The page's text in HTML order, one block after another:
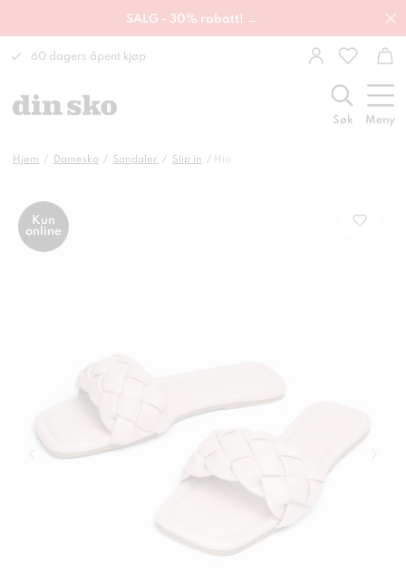
SALG - 30% rabatt! →
60 dagers åpent kjøp
Søk Meny
Hjem Damesko Sandaler Slip in Hio
Kun
online